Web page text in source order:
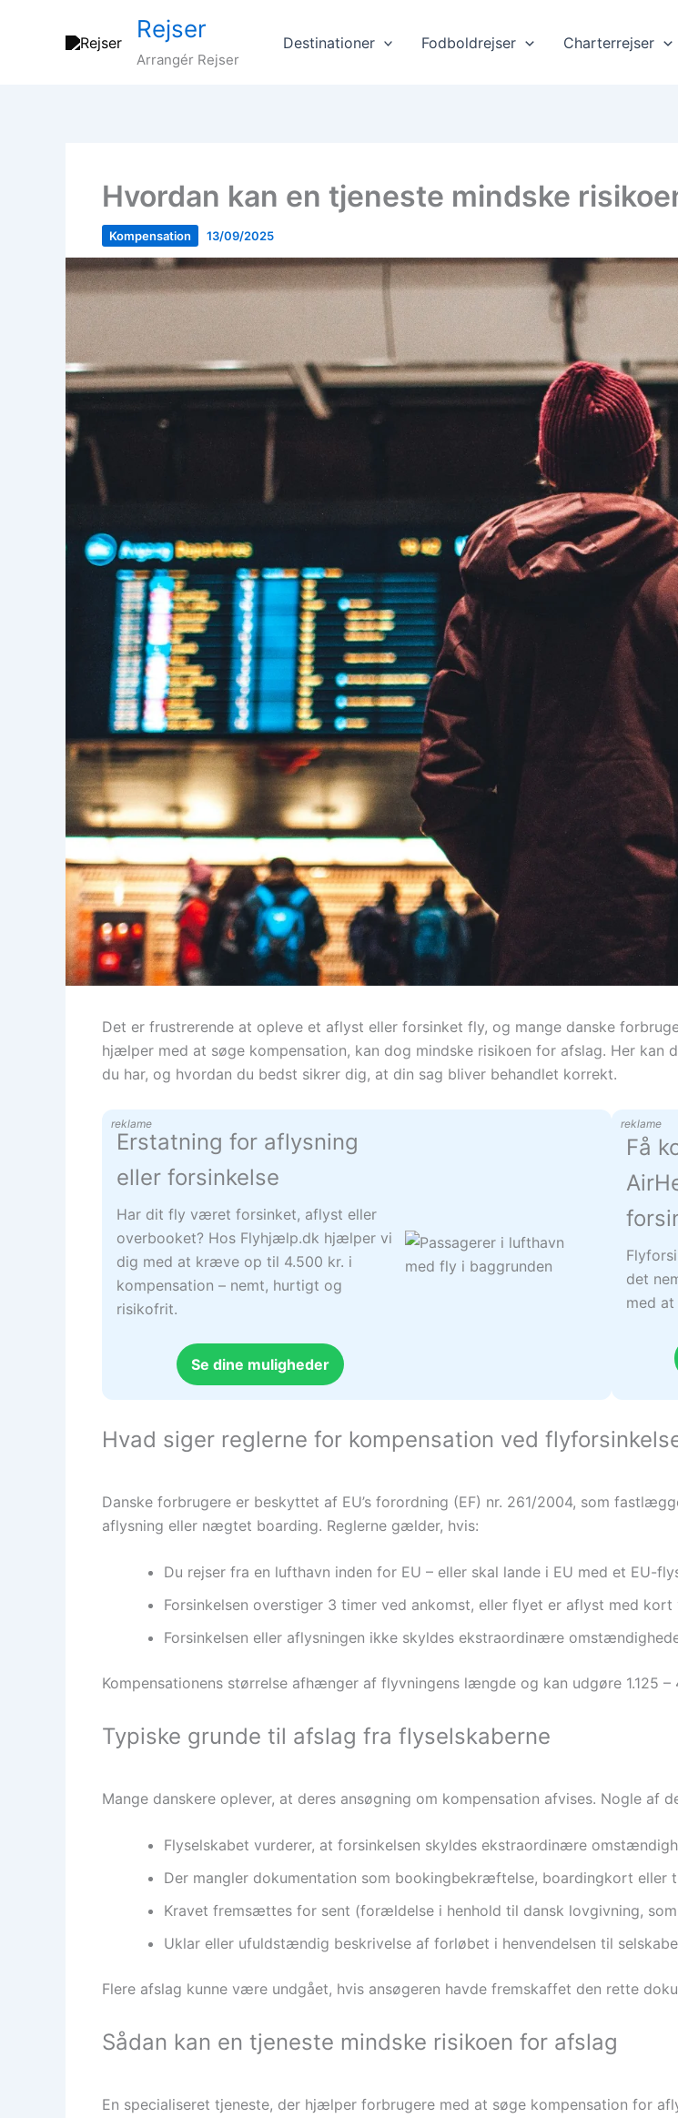
Rejser
Arrangér Rejser
Destinationer Fodboldrejser Charterrejser
Hvordan kan en tjeneste mindske
Kompensation 13/09/2025
Det er frustrerende at opleve et aflyst eller forsinket fly, og mange danske
hjælper med at søge kompensation, kan dog mindske risikoen for afslag. Her kan
du har, og hvordan du bedst sikrer dig, at din sag bliver behandlet korrekt.
reklame
Erstatning for aflysning
eller forsinkelse
Har dit fly været forsinket, aflyst eller
overbooket? Hos Flyhjælp.dk hjælper vi
dig med at kræve op til 4.500 kr. i
kompensation – nemt, hurtigt og
risikofrit.
Se dine muligheder
reklame
Få
det
med
Hvad siger reglerne for kompensation ved
Danske forbrugere er beskyttet af EU’s forordning (EF) nr. 261/2004, som
aflysning eller nægtet boarding. Reglerne gælder, hvis:
Du rejser fra en lufthavn inden for EU – eller skal lande i EU med et EU-
Forsinkelsen overstiger 3 timer ved ankomst, eller flyet er aflyst med kort
Forsinkelsen eller aflysningen ikke skyldes ekstraordinære
Kompensationens størrelse afhænger af flyvningens længde og kan udgøre 1.125 –
Typiske grunde til afslag fra flyselskaberne
Mange danskere oplever, at deres ansøgning om kompensation afvises. Nogle af
Flyselskabet vurderer, at forsinkelsen skyldes ekstraordinære
Der mangler dokumentation som bookingbekræftelse, boardingkort eller
Kravet fremsættes for sent (forældelse i henhold til dansk lovgivning,
Uklar eller ufuldstændig beskrivelse af forløbet i henvendelsen til
Flere afslag kunne være undgået, hvis ansøgeren havde fremskaffet den rette
Sådan kan en tjeneste mindske risikoen for afslag
En specialiseret tjeneste, der hjælper forbrugere med at søge kompensation for